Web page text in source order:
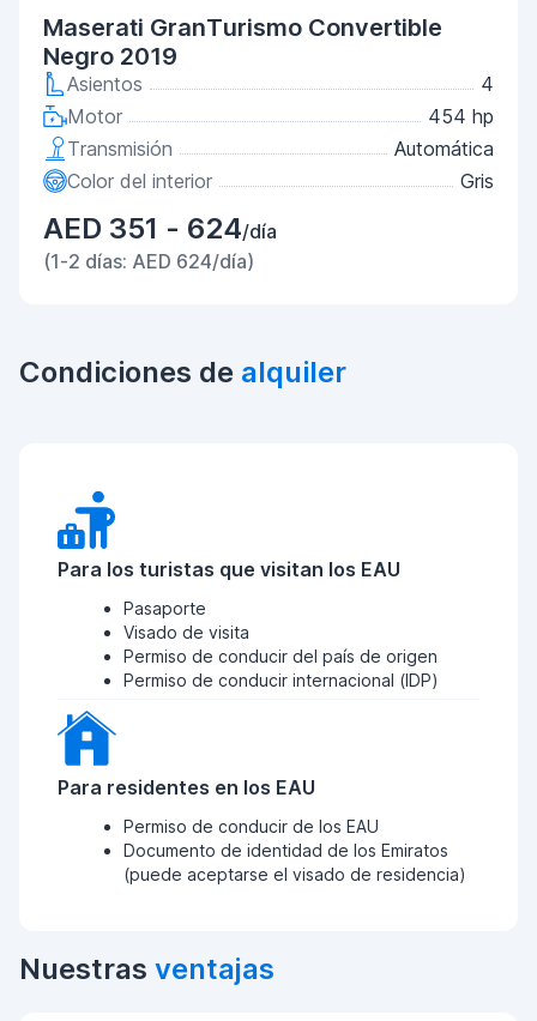
Maserati GranTurismo Convertible
Negro 2019
Asientos
4
Motor
454 hp
Transmisión
Automática
Color del interior
Gris
AED 351 - 624/día
(1-2 días: AED 624/día)
Condiciones de alquiler
Para los turistas que visitan los EAU
Pasaporte
Visado de visita
Permiso de conducir del país de origen
Permiso de conducir internacional (IDP)
Para residentes en los EAU
Permiso de conducir de los EAU
Documento de identidad de los Emiratos
(puede aceptarse el visado de residencia)
Nuestras ventajas